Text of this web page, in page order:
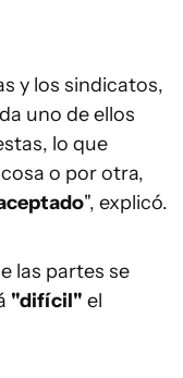
y los sindicatos,
uno de ellos
lo que
o por otra,
", explicó.
las partes se
"difícil" el